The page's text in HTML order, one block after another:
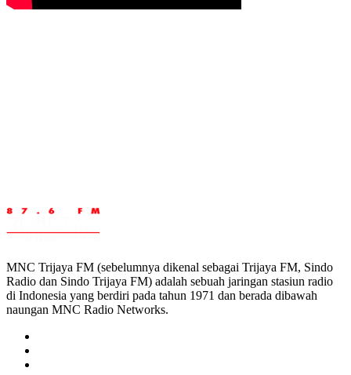
MNC Trijaya FM (sebelumnya dikenal sebagai Trijaya FM, Sindo
Radio dan Sindo Trijaya FM) adalah sebuah jaringan stasiun radio
di Indonesia yang berdiri pada tahun 1971 dan berada dibawah
naungan MNC Radio Networks.